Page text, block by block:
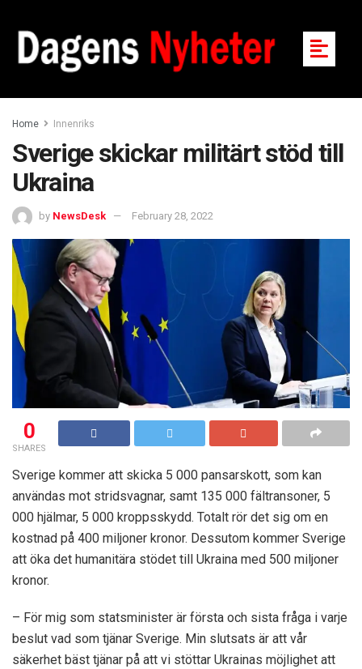
Home Innenriks
Sverige skickar militärt stöd till
Ukraina
by NewsDesk February 28, 2022
0
SHARES
Sverige kommer att skicka 5 000 pansarskott, som kan
användas mot stridsvagnar, samt 135 000 fältransoner, 5
000 hjälmar, 5 000 kroppsskydd. Totalt rör det sig om en
kostnad på 400 miljoner kronor. Dessutom kommer Sverige
att öka det humanitära stödet till Ukraina med 500 miljoner
kronor.
– För mig som statsminister är första och sista fråga i varje
beslut vad som tjänar Sverige. Min slutsats är att vår
säkerhet bäst tjänar på att vi stöttar Ukrainas möjlighet att